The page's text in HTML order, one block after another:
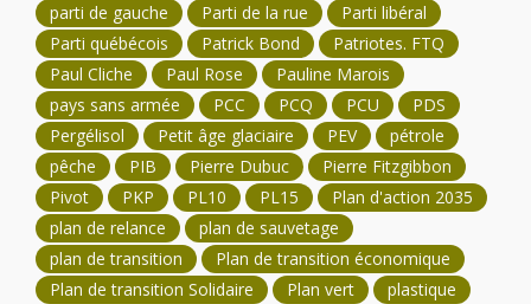
parti de gauche
Parti de la rue
Parti libéral
Parti québécois
Patrick Bond
Patriotes. FTQ
Paul Cliche
Paul Rose
Pauline Marois
pays sans armée
PCC PCQ PCU
PDS
Pergélisol
Petit âge glaciaire PEV
pétrole
pêche
PIB Pierre Dubuc
Pierre Fitzgibbon
Pivot
PKP PL10 PL15
Plan d'action 2035
plan de relance
plan de sauvetage
plan de transition
Plan de transition économique
Plan de transition Solidaire
Plan vert
plastique